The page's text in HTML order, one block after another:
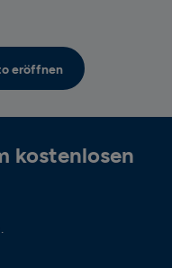
eröffnen
kostenlosen